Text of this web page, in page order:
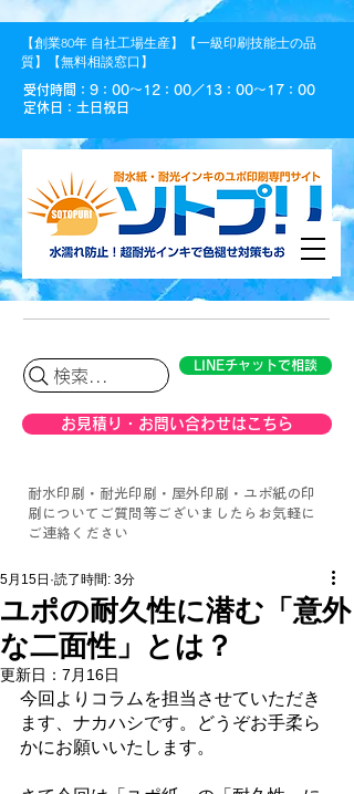
【創業80年 自社工場生産】【一級印刷技能士の品
質】【無料相談窓口】
受付時間：9：00〜12：00／13：00〜17：00
定休日：土日祝日
検索...
LINEチャットで相談
お見積り・お問い合わせはこちら
耐水印刷・耐光印刷・屋外印刷・ユポ紙の印
刷についてご質問等ございましたらお気軽に
ご連絡ください
ユポの耐久性に潜む「意外
な二面性」とは？
5月15日 読了時間: 3分
更新日： 7月16日
今回よりコラムを担当させていただき
ます、ナカハシです。どうぞお手柔ら
かにお願いいたします。